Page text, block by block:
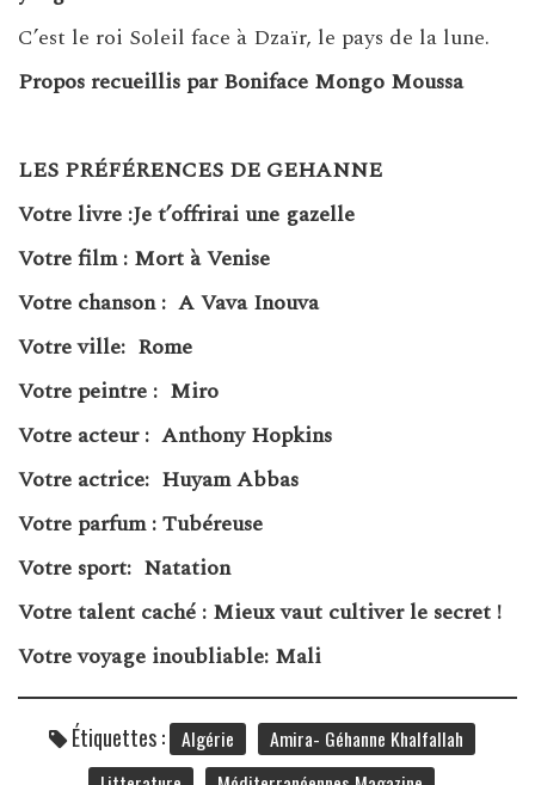
C’est le roi Soleil face à Dzaïr, le pays de la lune.
Propos recueillis par Boniface Mongo Moussa
LES PRÉFÉRENCES DE GEHANNE
Votre livre :Je t’offrirai une gazelle
Votre film : Mort à Venise
Votre chanson : A Vava Inouva
Votre ville: Rome
Votre peintre : Miro
Votre acteur : Anthony Hopkins
Votre actrice: Huyam Abbas
Votre parfum : Tubéreuse
Votre sport: Natation
Votre talent caché : Mieux vaut cultiver le secret !
Votre voyage inoubliable: Mali
Étiquettes : Algérie
Amira- Géhanne Khalfallah